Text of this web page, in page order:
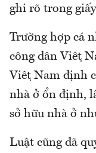
ghi rõ trong
Trường hợp cá
công dân Việt
Việt Nam định
nhà ở ổn định,
sở hữu nhà ở
Luật cũng đã